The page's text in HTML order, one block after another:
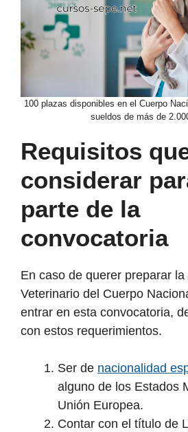
100 plazas disponibles en el Cuerpo
sueldos de más de
Requisitos
considerar
parte de la
convocatoria
En caso de querer preparar
Veterinario del Cuerpo
entrar en esta convocatoria,
con estos requerimientos.
Ser de nacionalidad
alguno de los Estados
Unión Europea.
Contar con el título de